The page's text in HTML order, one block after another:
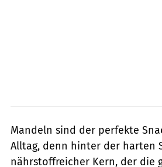
Mandeln sind der perfekte
Alltag, denn hinter der harten
nährstoffreicher Kern, der die